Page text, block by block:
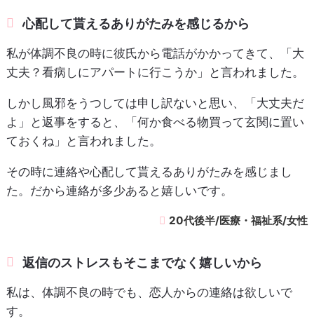
心配して貰えるありがたみを感じるから
私が体調不良の時に彼氏から電話がかかってきて、「大
丈夫？看病しにアパートに行こうか」と言われました。
しかし風邪をうつしては申し訳ないと思い、「大丈夫だ
よ」と返事をすると、「何か食べる物買って玄関に置い
ておくね」と言われました。
その時に連絡や心配して貰えるありがたみを感じまし
た。だから連絡が多少あると嬉しいです。
20代後半/医療・福祉系/女性
返信のストレスもそこまでなく嬉しいから
私は、体調不良の時でも、恋人からの連絡は欲しいで
す。